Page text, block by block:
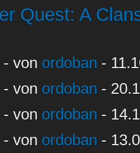
Quest: A
- von ordoban -
- von ordoban -
- von ordoban -
- von ordoban -